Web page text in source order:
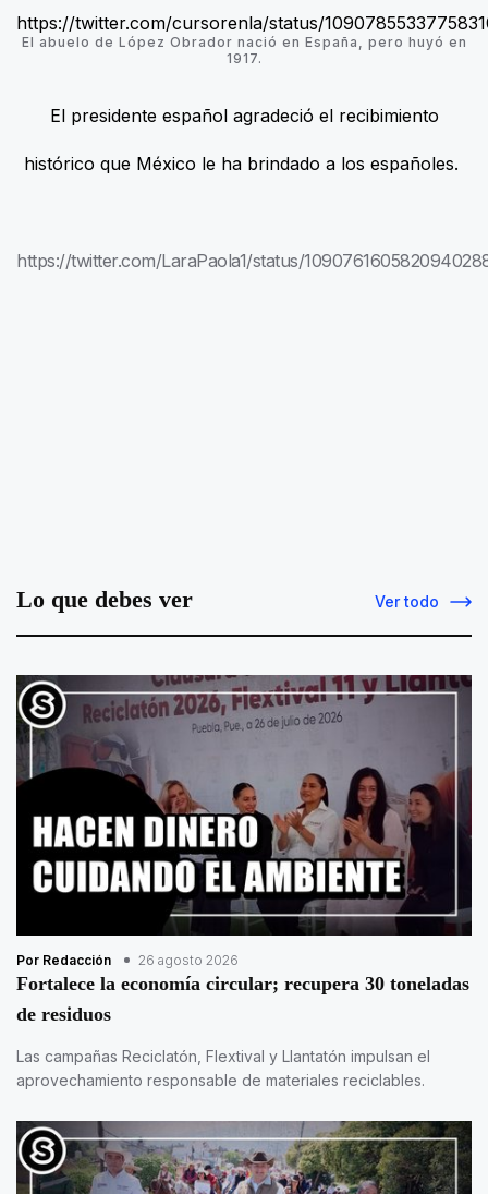
https://twitter.com/cursorenla/status/
El abuelo de López Obrador nació en España, pero huyó en
1917.
El presidente español agradeció el recibimiento
histórico que México le ha brindado a los españoles.
https://twitter.com/LaraPaola1/status/
Lo que debes ver Ver todo
Por Redacción 26 agosto 2026
Fortalece la economía circular; recupera 30 toneladas
de residuos
Las campañas Reciclatón, Flextival y Llantatón impulsan el
aprovechamiento responsable de materiales reciclables.